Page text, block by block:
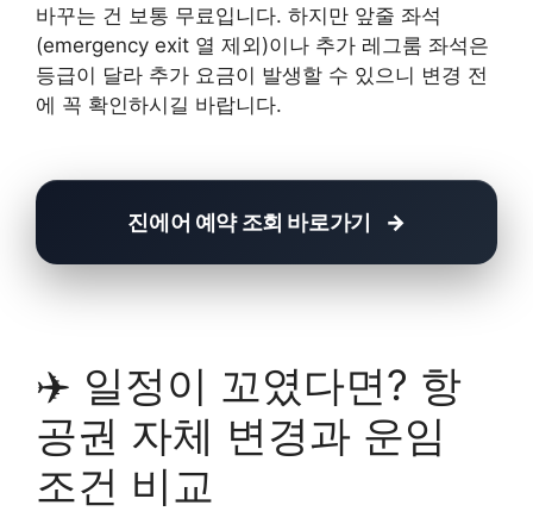
바꾸는 건 보통 무료입니다. 하지만 앞줄 좌석
(emergency exit 열 제외)이나 추가 레그룸 좌석은
등급이 달라 추가 요금이 발생할 수 있으니 변경 전
에 꼭 확인하시길 바랍니다.
진에어 예약 조회 바로가기
✈️ 일정이 꼬였다면? 항
공권 자체 변경과 운임
조건 비교